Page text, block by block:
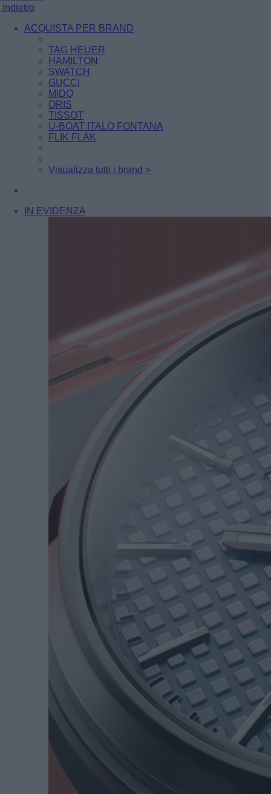
Indietro
ACQUISTA PER BRAND
TAG HEUER
HAMILTON
SWATCH
GUCCI
MIDO
ORIS
TISSOT
U-BOAT ITALO FONTANA
FLIK FLAK
Visualizza tutti i brand >
IN EVIDENZA